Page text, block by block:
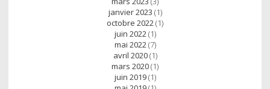
janvier 2023 (1)
octobre 2022(1)
juin 2022(1)
mai 2022(7)
avril 2020(1)
mars 2020(1)
juin 2019(1)